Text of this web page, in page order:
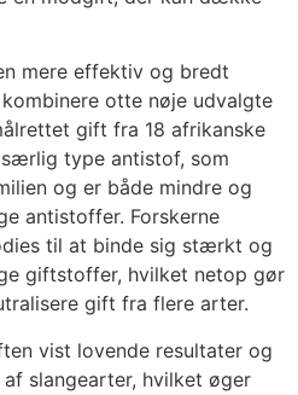
mere effektiv og bredt
otte nøje udvalgte
gift fra 18 afrikanske
type antistof, som
og er både mindre og
antistoffer. Forskerne
til at binde sig stærkt og
giftstoffer, hvilket netop gør
gift fra flere arter.
vist lovende resultater og
slangearter, hvilket øger